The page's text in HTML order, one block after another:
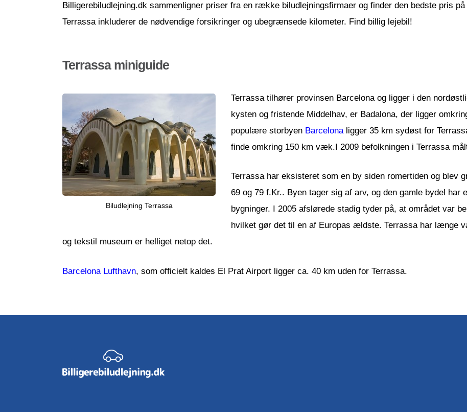
Billigerebiludlejning.dk sammenligner priser fra en række biludlejningsfirmaer og finder den bedste pris
Terrassa inkluderer de nødvendige forsikringer og ubegrænsede kilometer. Find billig lejebil!
Terrassa miniguide
Biludlejning Terrassa
Terrassa tilhører provinsen Barcelona og ligger i den
kysten og fristende Middelhav, er Badalona, der ligger
populære storbyen Barcelonaligger 35 km sydøst for
finde omkring 150 km væk.I 2009 befolkningen i Terrassa
Terrassa har eksisteret som en by siden romertiden og blev
69 og 79 f.Kr.. Byen tager sig af arv, og den gamle bydel har
bygninger. I 2005 afslørede stadig tyder på, at området var
hvilket gør det til en af Europas ældste. Terrassa har længe
og tekstil museum er helliget netop det.
Barcelona Lufthavn, som officielt kaldes El Prat Airport ligger ca. 40 km uden for Terrassa.